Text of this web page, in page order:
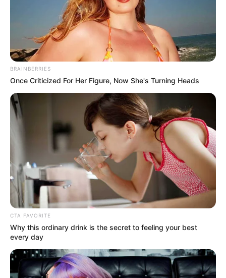
BRAINBERRIES
Once Criticized For Her Figure, Now She's Turning Heads
CTA FAVORITE
Why this ordinary drink is the secret to feeling your best
every day